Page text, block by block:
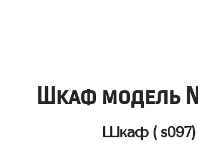
Шкаф модель
Шкаф ( s097)